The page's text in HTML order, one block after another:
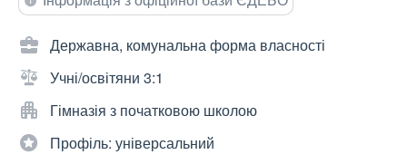
Державна, комунальна форма власності
Учні/освітяни 3:1
Гімназія з початковою школою
Профіль: універсальний